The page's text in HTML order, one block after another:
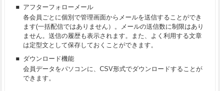
■ アフターフォローメール
各会員ごとに個別で管理画面からメールを送信することができ
ます(一括配信ではありません）。メールの送信数に制限はあり
ません。送信の履歴も表示されます。また、よく利用する文章
は定型文として保存しておくことができます。
■ ダウンロード機能
会員データをパソコンに、CSV形式でダウンロードすることが
できます。